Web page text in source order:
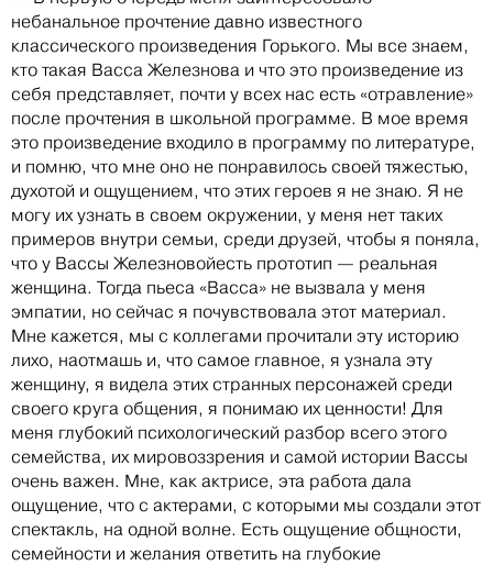
небанальное прочтение давно известного
классического произведения Горького. Мы все знаем,
кто такая Васса Железнова и что это произведение из
себя представляет, почти у всех нас есть «отравление»
после прочтения в школьной программе. В мое время
это произведение входило в программу по литературе,
и помню, что мне оно не понравилось своей тяжестью,
духотой и ощущением, что этих героев я не знаю. Я не
могу их узнать в своем окружении, у меня нет таких
примеров внутри семьи, среди друзей, чтобы я поняла,
что у Вассы Железновойесть прототип — реальная
женщина. Тогда пьеса «Васса» не вызвала у меня
эмпатии, но сейчас я почувствовала этот материал.
Мне кажется, мы с коллегами прочитали эту историю
лихо, наотмашь и, что самое главное, я узнала эту
женщину, я видела этих странных персонажей среди
своего круга общения, я понимаю их ценности! Для
меня глубокий психологический разбор всего этого
семейства, их мировоззрения и самой истории Вассы
очень важен. Мне, как актрисе, эта работа дала
ощущение, что с актерами, с которыми мы создали этот
спектакль, на одной волне. Есть ощущение общности,
семейности и желания ответить на глубокие